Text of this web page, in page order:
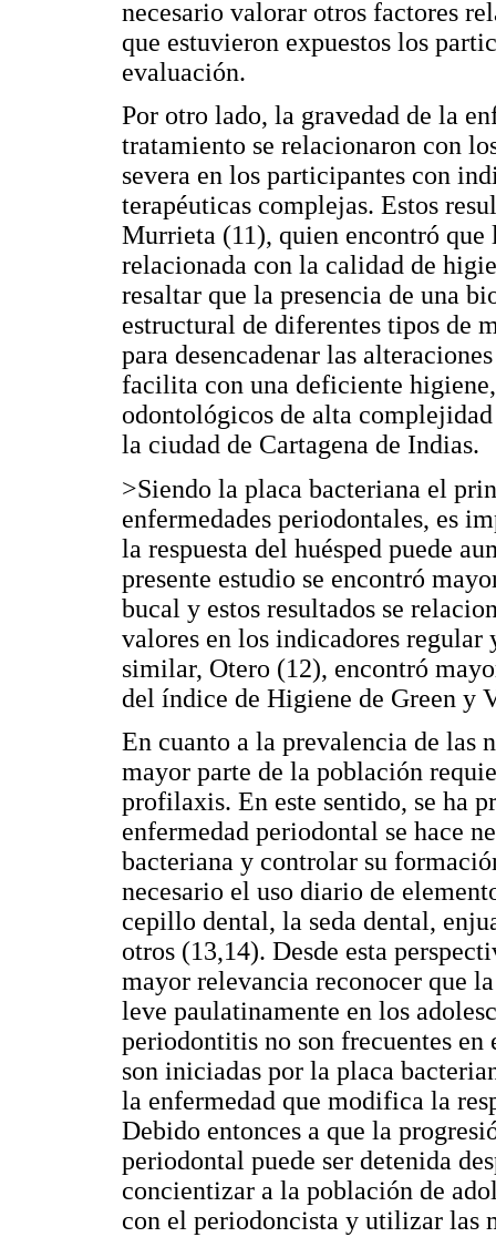
necesario valorar otros factores
que estuvieron expuestos los
evaluación.
Por otro lado, la gravedad de la
tratamiento se relacionaron con
severa en los participantes con
terapéuticas complejas. Estos
Murrieta (11), quien encontró
relacionada con la calidad de
resaltar que la presencia de una
estructural de diferentes tipos de
para desencadenar las
facilita con una deficiente
odontológicos de alta
la ciudad de Cartagena de Indias.
>Siendo la placa bacteriana el
enfermedades periodontales, es
la respuesta del huésped puede
presente estudio se encontró
bucal y estos resultados se
valores en los indicadores regular
similar, Otero (12), encontró
del índice de Higiene de Green y
En cuanto a la prevalencia de las
mayor parte de la población
profilaxis. En este sentido, se ha
enfermedad periodontal se hace
bacteriana y controlar su
necesario el uso diario de
cepillo dental, la seda dental,
otros (13,14). Desde esta
mayor relevancia reconocer que
leve paulatinamente en los
periodontitis no son frecuentes en
son iniciadas por la placa
la enfermedad que modifica la
Debido entonces a que la
periodontal puede ser detenida
concientizar a la población de
con el periodoncista y utilizar las